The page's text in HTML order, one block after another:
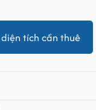
tích cần thuê